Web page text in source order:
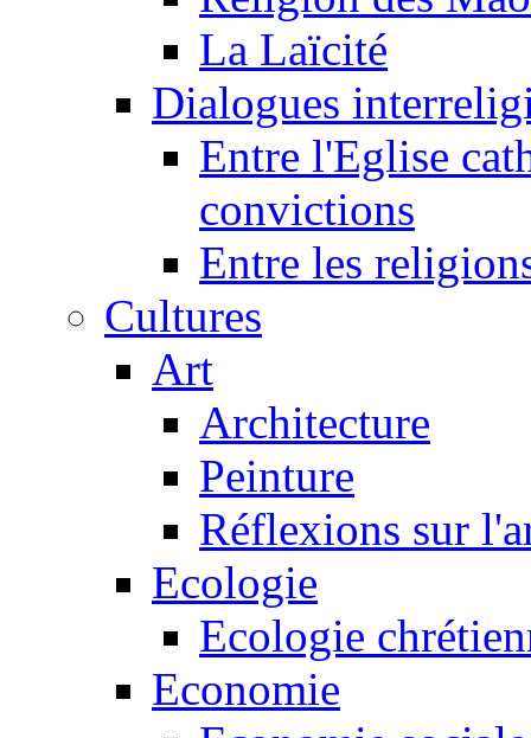
La Laïcité
Dialogues
Entre l'Eglise
convictions
Entre les
Cultures
Art
Architecture
Peinture
Réflexions sur
Ecologie
Ecologie
Economie